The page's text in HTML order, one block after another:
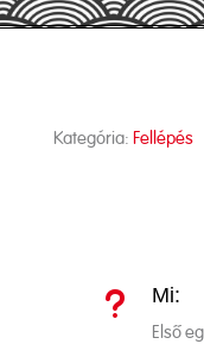
Kategória: Fellépés
u Mi:
Első